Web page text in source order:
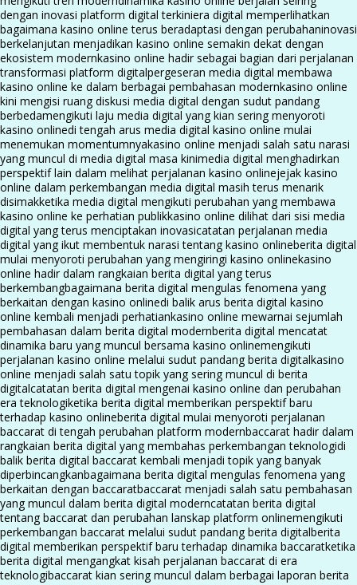
dengan inovasi platform digital terkiniera digital memperlihatkan
bagaimana kasino online terus beradaptasi dengan perubahaninovasi
berkelanjutan menjadikan kasino online semakin dekat dengan
ekosistem modernkasino online hadir sebagai bagian dari perjalanan
transformasi platform digitalpergeseran media digital membawa
kasino online ke dalam berbagai pembahasan modernkasino online
kini mengisi ruang diskusi media digital dengan sudut pandang
berbedamengikuti laju media digital yang kian sering menyoroti
kasino onlinedi tengah arus media digital kasino online mulai
menemukan momentumnyakasino online menjadi salah satu narasi
yang muncul di media digital masa kinimedia digital menghadirkan
perspektif lain dalam melihat perjalanan kasino onlinejejak kasino
online dalam perkembangan media digital masih terus menarik
disimakketika media digital mengikuti perubahan yang membawa
kasino online ke perhatian publikkasino online dilihat dari sisi media
digital yang terus menciptakan inovasicatatan perjalanan media
digital yang ikut membentuk narasi tentang kasino onlineberita digital
mulai menyoroti perubahan yang mengiringi kasino onlinekasino
online hadir dalam rangkaian berita digital yang terus
berkembangbagaimana berita digital mengulas fenomena yang
berkaitan dengan kasino onlinedi balik arus berita digital kasino
online kembali menjadi perhatiankasino online mewarnai sejumlah
pembahasan dalam berita digital modernberita digital mencatat
dinamika baru yang muncul bersama kasino onlinemengikuti
perjalanan kasino online melalui sudut pandang berita digitalkasino
online menjadi salah satu topik yang sering muncul di berita
digitalcatatan berita digital mengenai kasino online dan perubahan
era teknologiketika berita digital memberikan perspektif baru
terhadap kasino onlineberita digital mulai menyoroti perjalanan
baccarat di tengah perubahan platform modernbaccarat hadir dalam
rangkaian berita digital yang membahas perkembangan teknologidi
balik berita digital baccarat kembali menjadi topik yang banyak
diperbincangkanbagaimana berita digital mengulas fenomena yang
berkaitan dengan baccaratbaccarat menjadi salah satu pembahasan
yang muncul dalam berita digital moderncatatan berita digital
tentang baccarat dan perubahan lanskap platform onlinemengikuti
perkembangan baccarat melalui sudut pandang berita digitalberita
digital memberikan perspektif baru terhadap dinamika baccaratketika
berita digital mengangkat kisah perjalanan baccarat di era
teknologibaccarat kian sering muncul dalam berbagai laporan berita